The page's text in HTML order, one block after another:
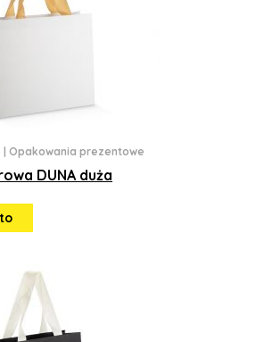
Opakowania prezentowe
DUNA duża